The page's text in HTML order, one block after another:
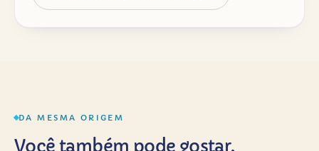
DA MESMA ORIGEM
Você também pode gostar.